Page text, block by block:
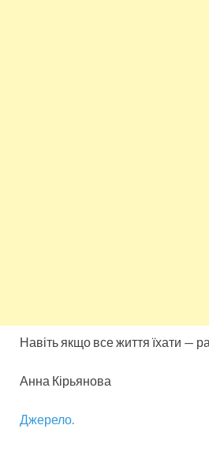
Навіть якщо все життя їхати —
Анна Кірьянова
Джерело.